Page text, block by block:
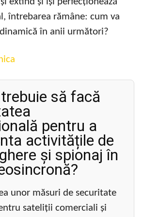
întrebarea rămâne: cum va
în anii următori?
să facă
pentru a
activitățile de
și spionaj în
unor măsuri de securitate
sateliții comerciali și